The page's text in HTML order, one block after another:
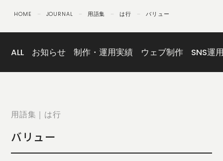
IDENTITY
ABOUT
US
COMPANY
JOURNAL
CONTACT
US
HOME － JOURNAL － 用語集 － は行 － バリュー
ALL お知らせ 制作・運用実績 ウェブ制作 SNS運
用語集｜は行
バリュー